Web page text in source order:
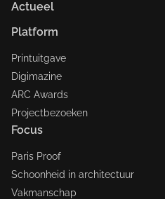
Actueel
Platform
Printuitgave
Digimazine
ARC Awards
Projectbezoeken
Focus
Paris Proof
Schoonheid in architectuur
Vakmanschap